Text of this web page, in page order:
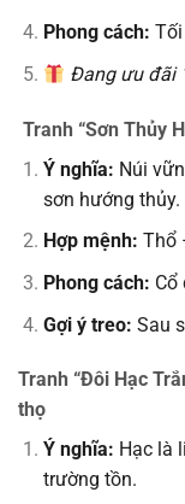
Phong cách:
Đang ưu đãi
Tranh “Sơn Thủy
Ý nghĩa: Núi
sơn hướng thủy.
Hợp mệnh: Thổ
Phong cách: Cổ
Gợi ý treo: Sau
Tranh “Đôi Hạc
thọ
Ý nghĩa: Hạc là
trường tồn.